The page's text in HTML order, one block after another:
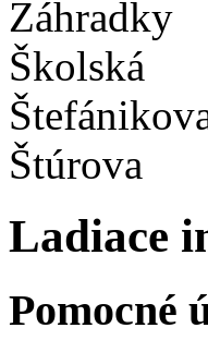
Záhradky
Školská
Štúrova
Ladiace
Pomocné